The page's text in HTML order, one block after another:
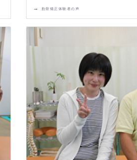
→ 肋骨矯正体験者の声